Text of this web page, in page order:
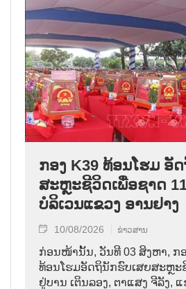
ກອງ K39 ທ້ອນໂຮມ ອັ
ສະຫຼະຊີວິດເພື່ອຊາດ
ບໍລິເວນແຂວງ ອານຢາງ
10/08/2026 ຂ່າວສານ
ກ່ອນໜ້ານັ້ນ, ວັນທີ 03 ສິງຫາ, ກ
ທ້ອນໂຮມອັດຖິນັກຮົບເສຍສະຫຼະ
ຢູ່ບານ ເຕິນລອງ, ຕາແສງ ຈີລັງ,